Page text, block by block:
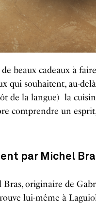
beaux cadeaux à
qui souhaitent, au-
de la langue) la
comprendre un
par Michel
Bras, originaire de
lui-même à